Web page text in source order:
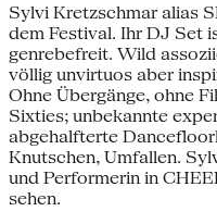
Sylvi Kretzschmar alias
dem Festival. Ihr DJ Set
genrebefreit. Wild
völlig unvirtuos aber
Ohne Übergänge, ohne
Sixties; unbekannte
abgehalfterte
Knutschen, Umfallen.
und Performerin in
sehen.